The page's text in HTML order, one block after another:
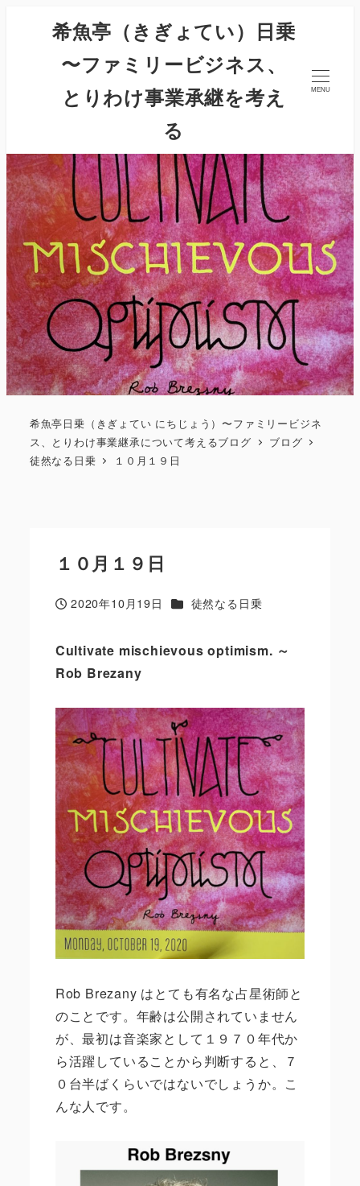
希魚亭（きぎょてい）日乗
〜ファミリービジネス、
とりわけ事業承継を考え
る
MENU
希魚亭日乗（きぎょてい にちじょう）〜ファミリービジネ
ス、とりわけ事業継承について考えるブログ
ブログ
徒然なる日乗
１０月１９日
１０月１９日
投稿日
2020年10月19日 カテゴリー
徒然なる日乗
Cultivate mischievous optimism. ～
Rob Brezany
Rob Brezany はとても有名な占星術師と
のことです。年齢は公開されていません
が、最初は音楽家として１９７０年代か
ら活躍していることから判断すると、７
０台半ばくらいではないでしょうか。こ
んな人です。